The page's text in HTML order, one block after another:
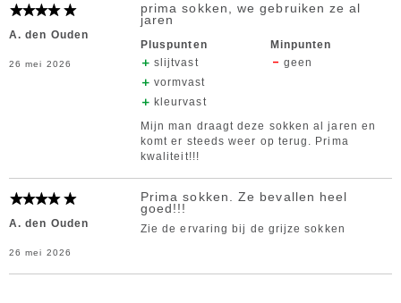
A. den Ouden
26 mei 2026
prima sokken, we gebruiken ze al
jaren
Pluspunten
slijtvast
vormvast
kleurvast
Minpunten
geen
Mijn man draagt deze sokken al jaren en
komt er steeds weer op terug. Prima
kwaliteit!!!
A. den Ouden
26 mei 2026
Prima sokken. Ze bevallen heel
goed!!!
Zie de ervaring bij de grijze sokken